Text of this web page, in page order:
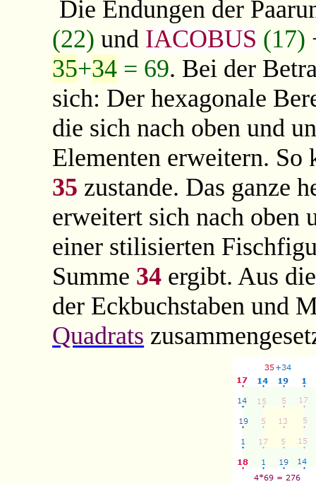
Die Endungen der
(22) und IACOBUS (17)
35+34 = 69. Bei der
sich: Der hexagonale
die sich nach oben und
Elementen erweitern.
35 zustande. Das ganze
erweitert sich nach oben
einer stilisierten
Summe 34 ergibt. Aus
der Eckbuchstaben und
Quadrats